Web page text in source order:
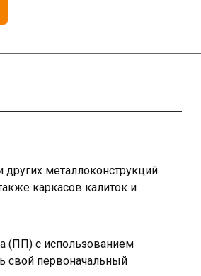
других металлоконструкций
каркасов калиток и
(ПП) с использованием
свой первоначальный